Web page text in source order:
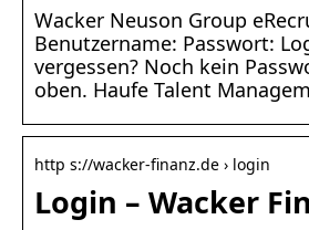
Wacker Neuson Group
Benutzername: Passwort:
vergessen? Noch kein
oben. Haufe Talent
http s://wacker-finanz.de › login
Login – Wacker